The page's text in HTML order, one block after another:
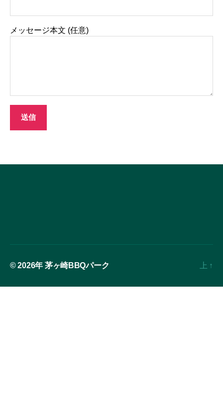
メッセージ本文 (任意)
© 2026年 茅ヶ崎BBQパーク 上 ↑